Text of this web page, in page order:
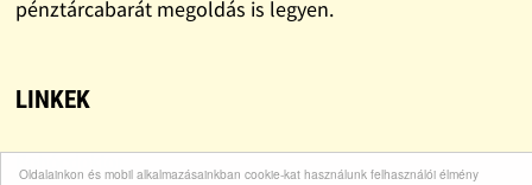
Oldalainkon és mobil alkalmazásainkban cookie-kat használunk felhasználói élmény
pénztárcabarát megoldás is legyen.
LINKEK